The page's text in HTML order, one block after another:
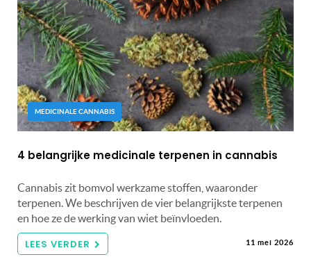
MEDICINALE CANNABIS
4 belangrijke medicinale terpenen in cannabis
Cannabis zit bomvol werkzame stoffen, waaronder
terpenen. We beschrijven de vier belangrijkste terpenen
en hoe ze de werking van wiet beïnvloeden.
LEES VERDER 11 mei 2026